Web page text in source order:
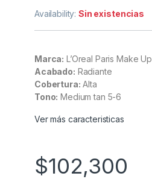
Availability:Sin existencias
Marca: L’Oreal Paris Make Up
Acabado: Radiante
Cobertura: Alta
Tono: Medium tan 5-6
Ver más caracteristicas
$102,300